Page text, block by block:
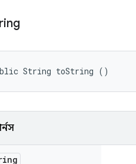
String toString ()